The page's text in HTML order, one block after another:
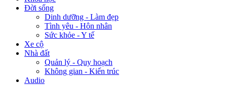
Đời sống
Dinh dưỡng - Làm đẹp
Tình yêu - Hôn nhân
Sức khỏe - Y tế
Xe cộ
Nhà đất
Quản lý - Quy hoạch
Không gian - Kiến trúc
Audio